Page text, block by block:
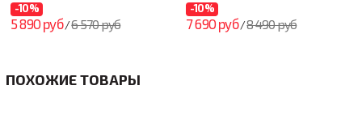
-10%
5 890 руб/6 570 руб
-10%
7 690 руб/8 490 руб
ПОХОЖИЕ ТОВАРЫ